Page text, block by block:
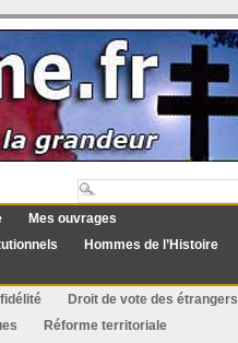
Mes ouvrages
Hommes de l’Histoire
Droit de vote des étrangers
Réforme territoriale